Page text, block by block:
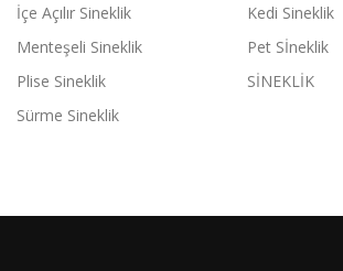
İçe Açılır Sineklik
Kedi Sineklik
Menteşeli Sineklik
Pet Sİneklik
Plise Sineklik
SİNEKLİK
Sürme Sineklik